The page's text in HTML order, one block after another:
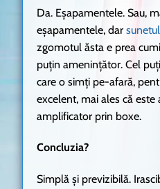
Da. Eșapamentele. Sau,
eșapamentele, dar
zgomotul ăsta e prea
puțin amenințător. Cel
care o simți pe-afară,
excelent, mai ales că
amplificator prin boxe.
Concluzia?
Simplă și previzibilă.